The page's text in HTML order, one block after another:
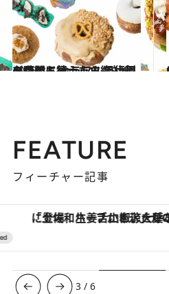
2023.3.7
ソウルに行ったら絶対食べたい！ カラフルで行列必至のドーナッツ 狙い目の時間も教えます
グルメ
FEATURE
フィーチャー記事
「土佐和ハーブかき氷」がOMO7高知に登場！生姜、山
3 /6